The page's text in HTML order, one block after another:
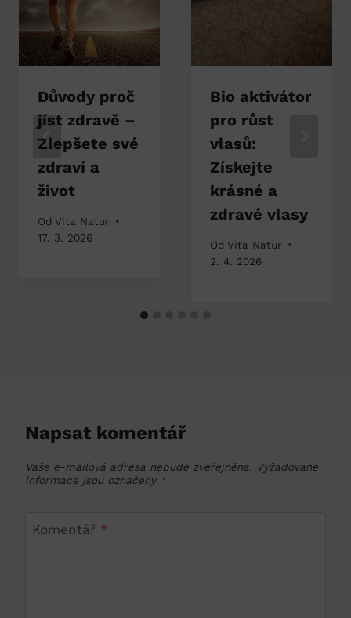
Důvody proč
jíst zdravě –
Zlepšete své
zdraví a
život
Od Vita Natur
17. 3. 2026
Bio aktivátor
pro růst
vlasů:
Získejte
krásné a
zdravé vlasy
Od Vita Natur
2. 4. 2026
Napsat komentář
Vaše e-mailová adresa nebude zveřejněna. Vyžadované
informace jsou označeny *
Komentář *